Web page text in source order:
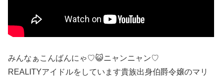
みんなぁこんばんにゃ♡😺ニャンニャン♡
REALITYアイドルをしています貴族出身伯爵令嬢のマリ